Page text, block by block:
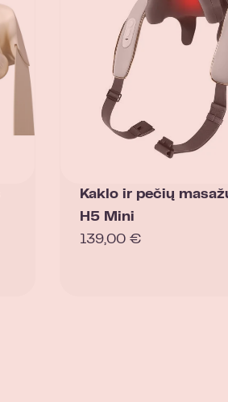
Kaklo ir pečių
H5 Mini
139,00 €